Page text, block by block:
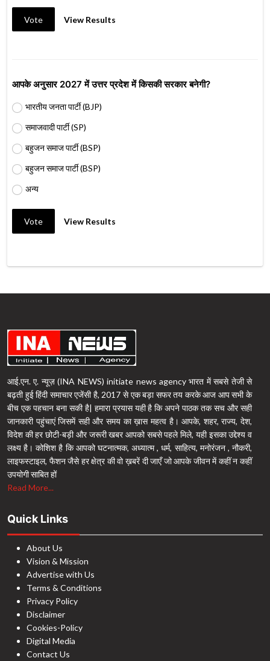
Vote View Results
आपके अनुसार 2027 में उत्तर प्रदेश में किसकी सरकार बनेगी?
भारतीय जनता पार्टी (BJP)
समाजवादी पार्टी (SP)
बहुजन समाज पार्टी (BSP)
बहुजन समाज पार्टी (BSP)
अन्य
Vote View Results
आई.एन. ए. न्यूज़ (INA NEWS) initiate news agency भारत में सबसे तेजी से
बढ़ती हुई हिंदी समाचार एजेंसी है, 2017 से एक बड़ा सफर तय करके आज आप सभी के
बीच एक पहचान बना सकी है| हमारा प्रयास यही है कि अपने पाठक तक सच और सही
जानकारी पहुंचाएं जिसमें सही और समय का ख़ास महत्व है। आपके, शहर, राज्य, देश,
विदेश की हर छोटी-बड़ी और जरूरी खबर आपको सबसे पहले मिले, यही इसका उद्देश्य व
लक्ष्य है। कोशिश है कि आपको घटनात्मक, अध्यात्म , धर्म, साहित्य, मनोरंजन , नौकरी,
लाइफस्टाइल, फैशन जैसे हर क्षेत्र की वो ख़बरें दी जाएँ जो आपके जीवन में कहीं न कहीं
उपयोगी साबित हों
Read More...
Quick Links
About Us
Vision & Mission
Advertise with Us
Terms & Conditions
Privacy Policy
Disclaimer
Cookies-Policy
Digital Media
Contact Us